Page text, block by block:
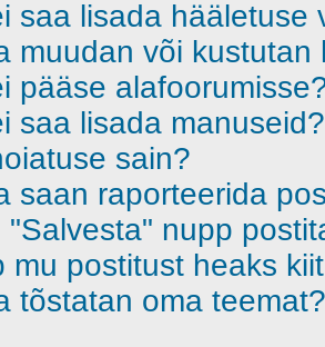
saa lisada hääletuse
muudan või kustutan
pääse
saa lisada manuseid?
sain?
saan raporteerida
"Salvesta" nupp
mu postitust heaks
tõstatan oma teemat?